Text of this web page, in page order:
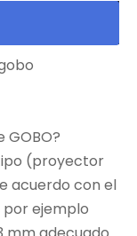
GOBO?
(proyector
acuerdo con el
ejemplo